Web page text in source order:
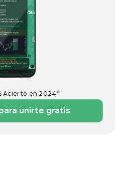
Acierto en 2024*
unirte gratis